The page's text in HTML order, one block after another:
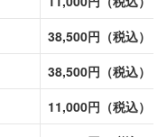
38,500円（税込）
38,500円（税込）
11,000円（税込）